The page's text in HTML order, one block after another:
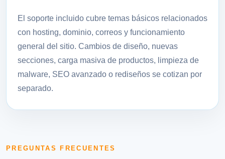
El soporte incluido cubre temas básicos relacionados
con hosting, dominio, correos y funcionamiento
general del sitio. Cambios de diseño, nuevas
secciones, carga masiva de productos, limpieza de
malware, SEO avanzado o rediseños se cotizan por
separado.
PREGUNTAS FRECUENTES